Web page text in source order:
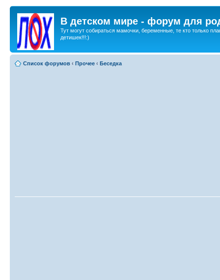
В детском мире - форум для
Тут могут собираться мамочки, беременные, те кто только
детишек!!!:)
Список форумов ‹ Прочее ‹ Беседка